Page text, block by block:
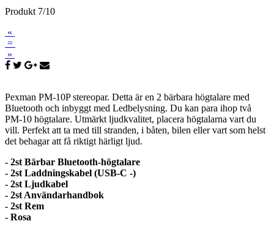
Produkt 7/10
«
=
»
Pexman PM-10P stereopar. Detta är en 2 bärbara högtalare med
Bluetooth och inbyggt med Ledbelysning. Du kan para ihop två
PM-10 högtalare. Utmärkt ljudkvalitet, placera högtalarna vart du
vill. Perfekt att ta med till stranden, i båten, bilen eller vart som helst
det behagar att få riktigt härligt ljud.
- 2st Bärbar Bluetooth-högtalare
- 2st Laddningskabel (USB-C -)
- 2st Ljudkabel
- 2st Användarhandbok
- 2st Rem
- Rosa